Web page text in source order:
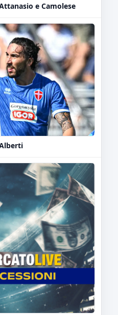
e Camolese